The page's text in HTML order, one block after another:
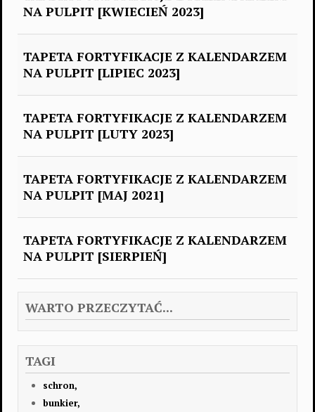
NA PULPIT [KWIECIEŃ 2023]
TAPETA FORTYFIKACJE Z KALENDARZEM
NA PULPIT [LIPIEC 2023]
TAPETA FORTYFIKACJE Z KALENDARZEM
NA PULPIT [LUTY 2023]
TAPETA FORTYFIKACJE Z KALENDARZEM
NA PULPIT [MAJ 2021]
TAPETA FORTYFIKACJE Z KALENDARZEM
NA PULPIT [SIERPIEŃ]
WARTO PRZECZYTAĆ...
TAGI
schron,
bunkier,